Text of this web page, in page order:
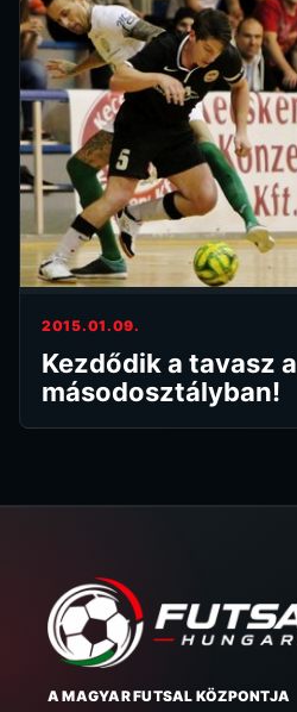
2015.01.09.
Kezdődik a tavasz a
másodosztályban!
A MAGYAR FUTSAL KÖZPONTJA